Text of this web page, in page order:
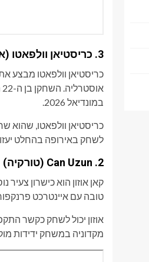
3. כריסטיאן וולפאטו (אוסטרליה)
כריסטיאן וולפאטו מבצע
במונדיאל 2026.
לשחק באירופה בהחלט
2. Can Uzun (טורקיה)
טובה עם איינטרכט פרנקפורט, כבש 10 שערים ורשם 5
אוזון יכול לשחק כקשר
מקדוניה במשחק ידידות